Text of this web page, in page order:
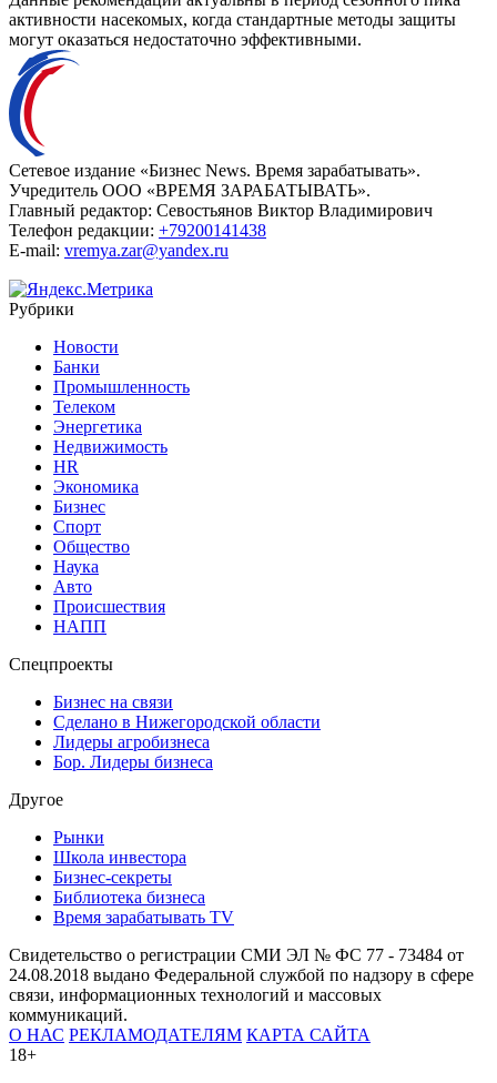
активности насекомых, когда стандартные методы защиты
могут оказаться недостаточно эффективными.
Сетевое издание «Бизнес News. Время зарабатывать».
Учредитель ООО «ВРЕМЯ ЗАРАБАТЫВАТЬ».
Главный редактор: Севостьянов Виктор Владимирович
Телефон редакции: +79200141438
E-mail: vremya.zar@yandex.ru
Рубрики
Новости
Банки
Промышленность
Телеком
Энергетика
Недвижимость
HR
Экономика
Бизнес
Спорт
Общество
Наука
Авто
Происшествия
НАПП
Спецпроекты
Бизнес на связи
Сделано в Нижегородской области
Лидеры агробизнеса
Бор. Лидеры бизнеса
Другое
Рынки
Школа инвестора
Бизнес-секреты
Библиотека бизнеса
Время зарабатывать TV
Свидетельство о регистрации СМИ ЭЛ № ФС 77 - 73484 от
24.08.2018 выдано Федеральной службой по надзору в сфере
связи, информационных технологий и массовых
коммуникаций.
О НАС РЕКЛАМОДАТЕЛЯМ КАРТА САЙТА
18+